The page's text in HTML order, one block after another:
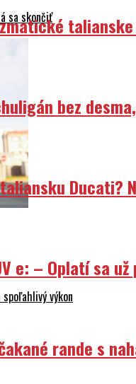
sa skončiť
výkon
bez
taliansku
e: – Oplatí sa
rande s